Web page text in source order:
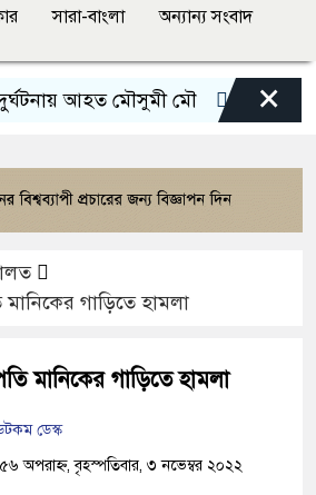
সারা-বাংলা অন্যান্য সংবাদ
আহত মৌসুমী মৌ রামেকে×
গাড়িতে হামলা
মানিকের গাড়িতে হামলা
ডেস্ক
অপরাহ্ন, বৃহস্পতিবার, ৩ নভেম্বর ২০২২